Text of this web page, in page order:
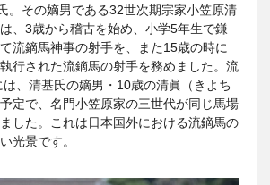
。その嫡男である32世次期宗家小笠原清
、3歳から稽古を始め、小学5年生で鎌
流鏑馬神事の射手を、また15歳の時に
行された流鏑馬の射手を務めました。流
、清基氏の嫡男・10歳の清眞（きよち
定で、名門小笠原家の三世代が同じ馬場
した。これは日本国外における流鏑馬の
光景です。